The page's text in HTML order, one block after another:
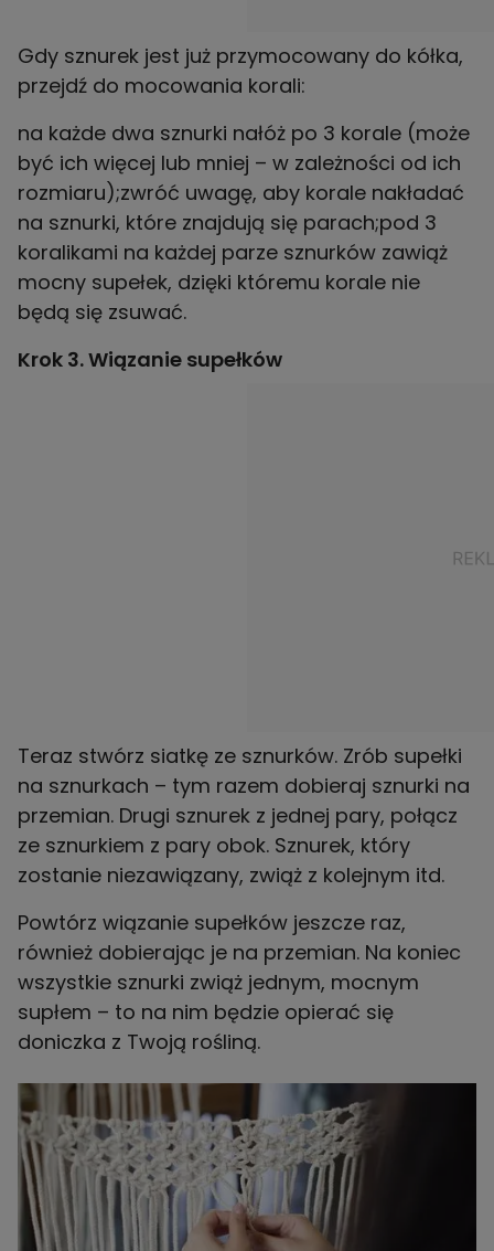
Gdy sznurek jest już przymocowany do kółka,
przejdź do mocowania korali:
na każde dwa sznurki nałóż po 3 korale (może
być ich więcej lub mniej – w zależności od ich
rozmiaru);zwróć uwagę, aby korale nakładać
na sznurki, które znajdują się parach;pod 3
koralikami na każdej parze sznurków zawiąż
mocny supełek, dzięki któremu korale nie
będą się zsuwać.
Krok 3. Wiązanie supełków
Teraz stwórz siatkę ze sznurków. Zrób supełki
na sznurkach – tym razem dobieraj sznurki na
przemian. Drugi sznurek z jednej pary, połącz
ze sznurkiem z pary obok. Sznurek, który
zostanie niezawiązany, zwiąż z kolejnym itd.
Powtórz wiązanie supełków jeszcze raz,
również dobierając je na przemian. Na koniec
wszystkie sznurki zwiąż jednym, mocnym
supłem – to na nim będzie opierać się
doniczka z Twoją rośliną.